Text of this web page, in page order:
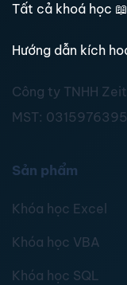
Tất cả khoá học 📖
Hướng dẫn kích
Công ty TNHH
MST: 0315976395
Sản phẩm
Khóa học Excel
Khóa học VBA
Khóa học SQL